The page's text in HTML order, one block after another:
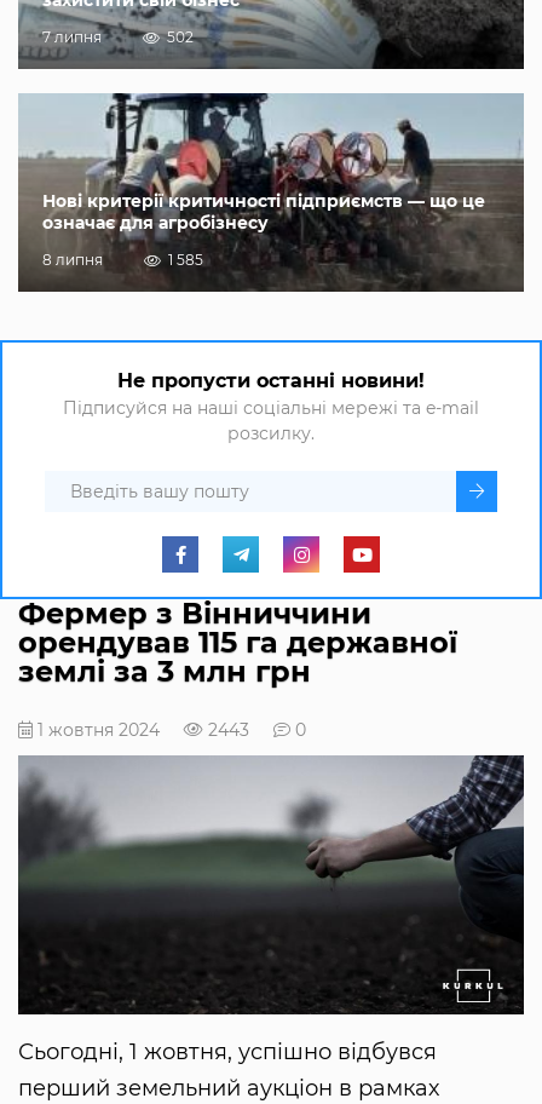
7 липня 502
Нові критерії критичності підприємств — що це
означає для агробізнесу
8 липня 1 585
Не пропусти останні новини!
Підписуйся на наші соціальні мережі та e-mail
розсилку.
Фермер з Вінниччини
орендував 115 га державної
землі за 3 млн грн
1 жовтня 2024 2443 0
Сьогодні, 1 жовтня, успішно відбувся
перший земельний аукціон в рамках